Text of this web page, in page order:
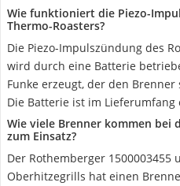
Wie funktioniert die Piezo-
Thermo-Roasters?
Die Piezo-Impulszündung des
wird durch eine Batterie
Funke erzeugt, der den
Die Batterie ist im Lieferumfang
Wie viele Brenner kommen bei
zum Einsatz?
Der Rothemberger 1500003455
Oberhitzegrills hat einen